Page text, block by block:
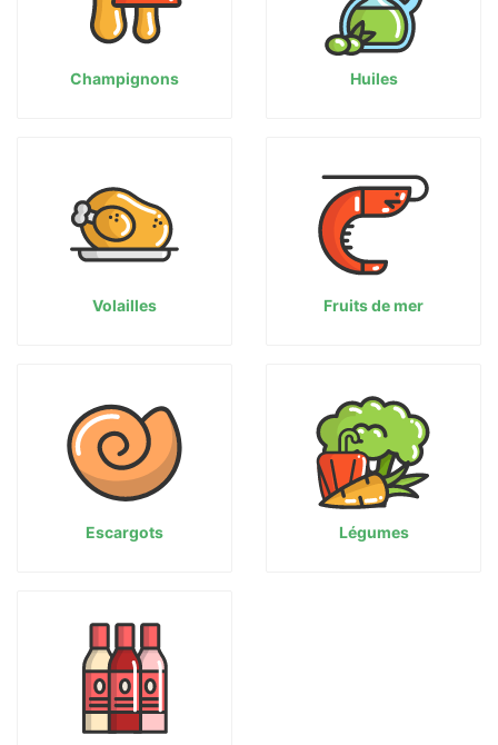
Champignons Huiles
Volailles Fruits de mer
Escargots Légumes